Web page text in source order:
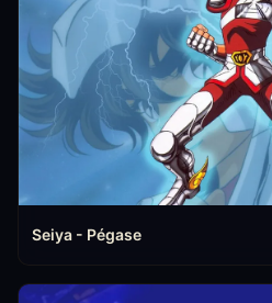
Seiya - Pégase